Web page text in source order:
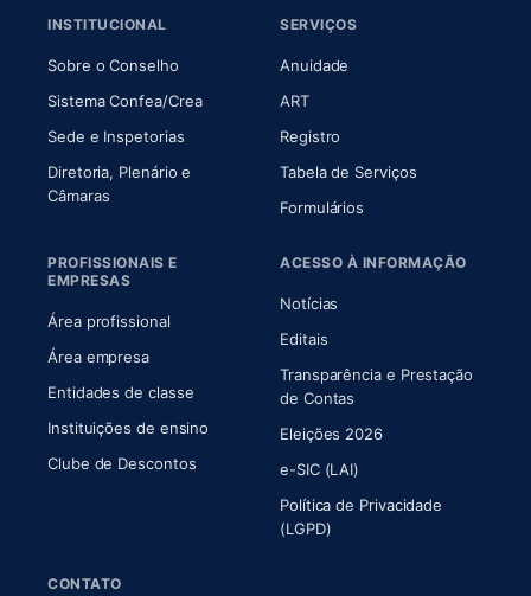
INSTITUCIONAL
Sobre o Conselho(abre em nova aba)
Sistema Confea/Crea(abre em nova aba)
Sede e Inspetorias
Diretoria, Plenário e
Câmaras(abre em nova aba)
SERVIÇOS
Anuidade
ART(abre em nova aba)
Registro
Tabela de Serviços
Formulários
PROFISSIONAIS E
EMPRESAS
Área profissional
Área empresa
Entidades de classe
Instituições de ensino
Clube de Descontos
ACESSO À INFORMAÇÃO
Notícias
Editais
Transparência e Prestação
de Contas
Eleições 2026
e-SIC (LAI)
Política de Privacidade
(LGPD)
CONTATO